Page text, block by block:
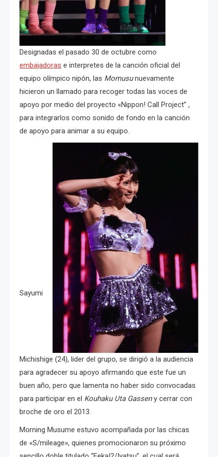
Designadas el pasado 30 de octubre como
embajadoras e interpretes de la canción oficial del
equipo olímpico nipón, las Momusunuevamente
hicieron un llamado para recoger todas las voces de
apoyo por medio del proyecto «Nippon! Call Project” ,
para integrarlos como sonido de fondo en la canción
de apoyo para animar a su equipo.
Sayumi
Michishige (24), lider del grupo, se dirigió a la audiencia
para agradecer su apoyo afirmando que este fue un
buen año, pero que lamenta no haber sido convocadas
para participar en el Kouhaku Uta Gasseny cerrar con
broche de oro el 2013.
Morning Musume estuvo acompañada por las chicas
de «S/mileage», quienes promocionaron su próximo